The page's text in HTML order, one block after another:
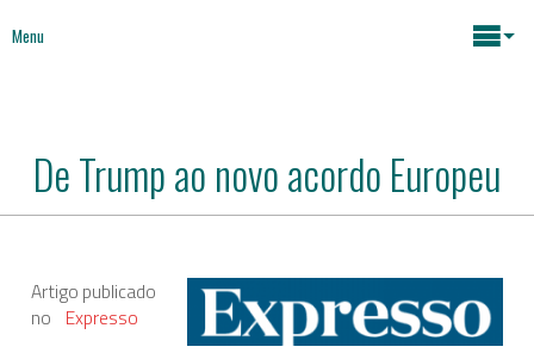
Menu
Notícias
Políticas Sociais Mapeamento atividades
De Trump ao novo acordo Europeu
Artigo publicado
no Expresso